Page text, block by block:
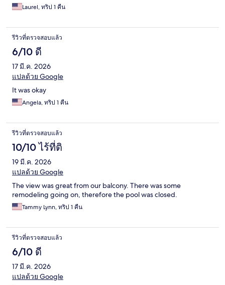
Laurel, ทริป 1 คืน
รีวิวที่ตรวจสอบแล้ว
6/10 ดี
17 มี.ค. 2026
แปลด้วย Google
It was okay
Angela, ทริป 1 คืน
รีวิวที่ตรวจสอบแล้ว
10/10 ไร้ที่ติ
19 มี.ค. 2026
แปลด้วย Google
The view was great from our balcony. There was some
remodeling going on, therefore the pool was closed.
Tammy Lynn, ทริป 1 คืน
รีวิวที่ตรวจสอบแล้ว
6/10 ดี
17 มี.ค. 2026
แปลด้วย Google